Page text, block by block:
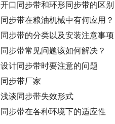
开口同步带和环形同步带的区别
同步带在粮油机械中有何应用？
同步带的分类以及安装注意事项
同步带常见问题该如何解决？
设计同步带时要注意的问题
同步带厂家
浅谈同步带失效形式
同步带在各种环境下的适应性